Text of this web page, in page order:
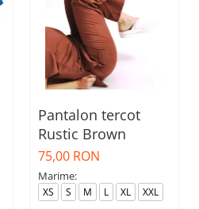
Pantalon tercot
Rustic Brown
75,00 RON
Marime:
XS S M L XL XXL